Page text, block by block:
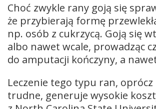
Choć zwykle rany goją się
że przybierają formę
np. osób z cukrzycą. Goją się
albo nawet wcale, prowadząc
do amputacji kończyny, a
Leczenie tego typu ran, oprócz
trudne, generuje wysokie